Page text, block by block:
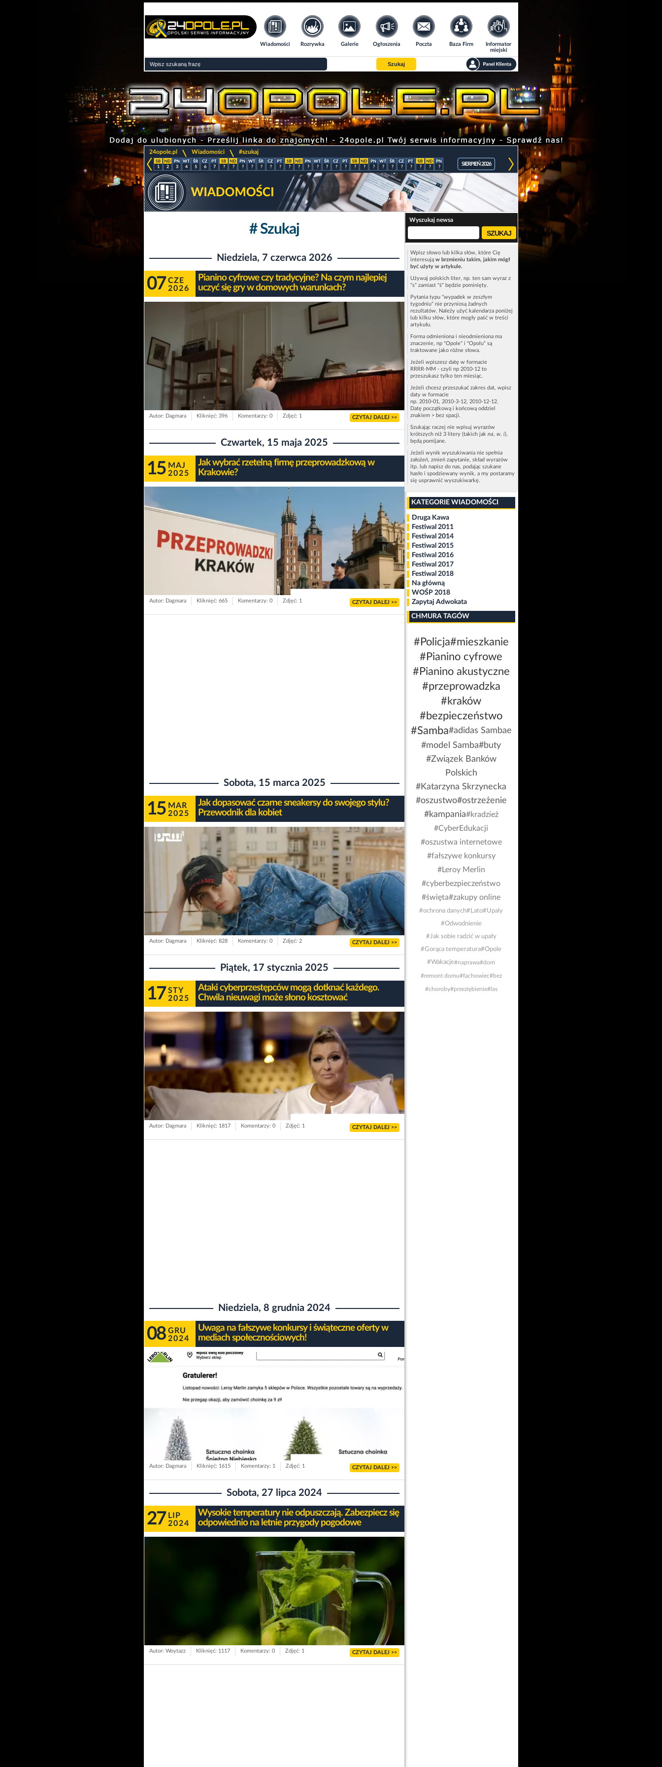
Wiadomości Rozrywka Galerie Ogłoszenia Poczta Baza Firm
Informator
miejski
Szukaj
24opole.pl
>
Wiadomości #szukaj
1 2 3 4 5 6 7 ? ? ? ? ? ? ? ? ? ? ? ? ? ? ? ? ? ? ? ? ? ? ? ?
SIERPIEŃ 2026
# Szukaj
Niedziela, 7 czerwca 2026
07 CZE
2026
Pianino cyfrowe czy tradycyjne? Na czym najlepiej
uczyć się gry w domowych warunkach?
Autor: Dagmara Kliknięć: 396 Komentarzy: 0 Zdjęć: 1 CZYTAJ DALEJ >>
Czwartek, 15 maja 2025
15 MAJ
2025
Jak wybrać rzetelną firmę przeprowadzkową w
Krakowie?
Autor: Dagmara Kliknięć: 665 Komentarzy: 0 Zdjęć: 1 CZYTAJ DALEJ >>
Sobota, 15 marca 2025
15 MAR
2025
Jak dopasować czarne sneakersy do swojego stylu?
Przewodnik dla kobiet
Autor: Dagmara Kliknięć: 828 Komentarzy: 0 Zdjęć: 2 CZYTAJ DALEJ >>
Piątek, 17 stycznia 2025
17 STY
2025
Ataki cyberprzestępców mogą dotknać każdego.
Chwila nieuwagi może słono kosztować
Autor: Dagmara Kliknięć: 1817 Komentarzy: 0 Zdjęć: 1 CZYTAJ DALEJ >>
Niedziela, 8 grudnia 2024
08 GRU
2024
Uwaga na fałszywe konkursy i świąteczne oferty w
mediach społecznościowych!
Autor: Dagmara Kliknięć: 1615 Komentarzy: 1 Zdjęć: 1 CZYTAJ DALEJ >>
Sobota, 27 lipca 2024
27 LIP
2024
Wysokie temperatury nie odpuszczają. Zabezpiecz się
odpowiednio na letnie przygody pogodowe
Autor: Woytazz Kliknięć: 1117 Komentarzy: 0 Zdjęć: 1 CZYTAJ DALEJ >>
Wyszukaj newsa
Wpisz słowo lub kilka słów, które Cię
interesują w brzmieniu takim, jakim mógł
być użyty w artykule.
Używaj polskich liter, np. ten sam wyraz z
"s" zamiast "ś" będzie pominięty.
Pytania typu "wypadek w zeszłym
tygodniu" nie przyniosą żadnych
rezultatów. Należy użyć kalendarza poniżej
lub kilku słów, które mogły paść w treści
artykułu.
Forma odmieniona i nieodmieniona ma
znaczenie, np "Opole" i "Opolu" są
traktowane jako różne słowa.
Jeżeli wpiszesz datę w formacie
RRRR-MM - czyli np 2010-12 to
przeszukasz tylko ten miesiąc.
Jeżeli chcesz przeszukać zakres dat, wpisz
daty w formacie
np. 2010-01, 2010-3-12, 2010-12-12.
Datę początkową i końcową oddziel
znakiem > bez spacji.
Szukając raczej nie wpisuj wyrazów
krótszych niż 3 litery (takich jak na, w, i),
będą pomijane.
Jeżeli wynik wyszukiwania nie spełnia
założeń, zmień zapytanie, skład wyrazów
itp. lub napisz do nas, podając szukane
hasło i spodziewany wynik, a my postaramy
się usprawnić wyszukiwarkę.
KATEGORIE WIADOMOŚCI
Druga Kawa
Festiwal 2011
Festiwal 2014
Festiwal 2015
Festiwal 2016
Festiwal 2017
Festiwal 2018
Na główną
WOŚP 2018
Zapytaj Adwokata
CHMURA TAGÓW
#Policja#mieszkanie
#Pianino cyfrowe
#Pianino akustyczne
#przeprowadzka
#kraków
#bezpieczeństwo
#Samba#adidas Sambae
#model Samba#buty
#Związek Banków
Polskich
#Katarzyna Skrzynecka
#oszustwo#ostrzeżenie
#kampania#kradzież
#CyberEdukacji
#oszustwa internetowe
#fałszywe konkursy
#Leroy Merlin
#cyberbezpieczeństwo
#święta#zakupy online
#ochrona danych#Lato#Upaly
#Odwodnienie
#Jak sobie radzić w upały
#Gorąca temperatura#Opole
#Wakacje#naprawa#dom
#remont domu#fachowiec#bez
#choroby#przeziębienie#las